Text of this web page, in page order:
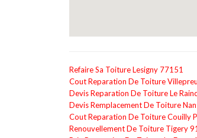
Refaire Sa Toiture Lesigny 77151
Cout Reparation De Toiture
Devis Reparation De Toiture Le
Devis Remplacement De Toiture
Cout Reparation De Toiture Couilly
Renouvellement De Toiture Tigery